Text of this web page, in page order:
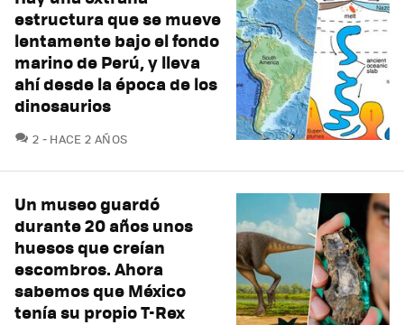
estructura que se mueve
lentamente bajo el fondo
marino de Perú, y lleva
ahí desde la época de los
dinosaurios
2 COMENTARIOS
HACE 2 AÑOS
Un museo guardó
durante 20 años unos
huesos que creían
escombros. Ahora
sabemos que México
tenía su propio T-Rex